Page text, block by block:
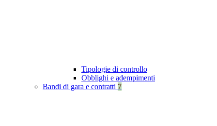
Tipologie di controllo
Obblighi e adempimenti
Bandi di gara e contratti 7